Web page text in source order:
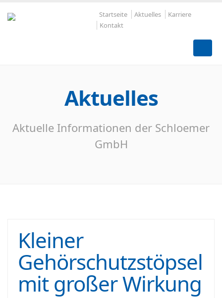
Startseite Aktuelles
Karriere
Kontakt
Aktuelles
Aktuelle Informationen der Schloemer
GmbH
Kleiner
Gehörschutzstöpsel
mit großer Wirkung